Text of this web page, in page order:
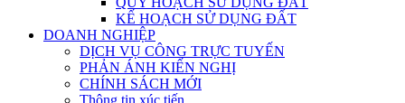
KẾ HOẠCH SỬ DỤNG ĐẤT
DOANH NGHIỆP
DỊCH VỤ CÔNG TRỰC TUYẾN
PHẢN ÁNH KIẾN NGHỊ
CHÍNH SÁCH MỚI
Thông tin xúc tiến